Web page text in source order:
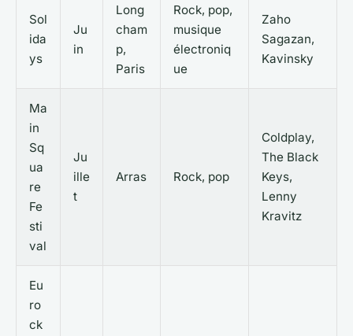
Sol
ida
ys
Ju
in
Long
cham
p,
Paris
Rock, pop,
musique
électroniq
ue
Zaho
Sagazan,
Kavinsky
Ma
in
Sq
ua
re
Fe
sti
val
Ju
ille
t
Arras Rock, pop
Coldplay,
The Black
Keys,
Lenny
Kravitz
Eu
ro
ck